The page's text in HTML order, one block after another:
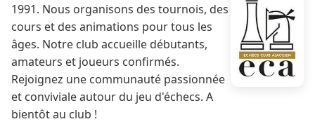
1991. Nous organisons des tournois, des
cours et des animations pour tous les
âges. Notre club accueille débutants,
amateurs et joueurs confirmés.
Rejoignez une communauté passionnée
et conviviale autour du jeu d'échecs. A
bientôt au club !